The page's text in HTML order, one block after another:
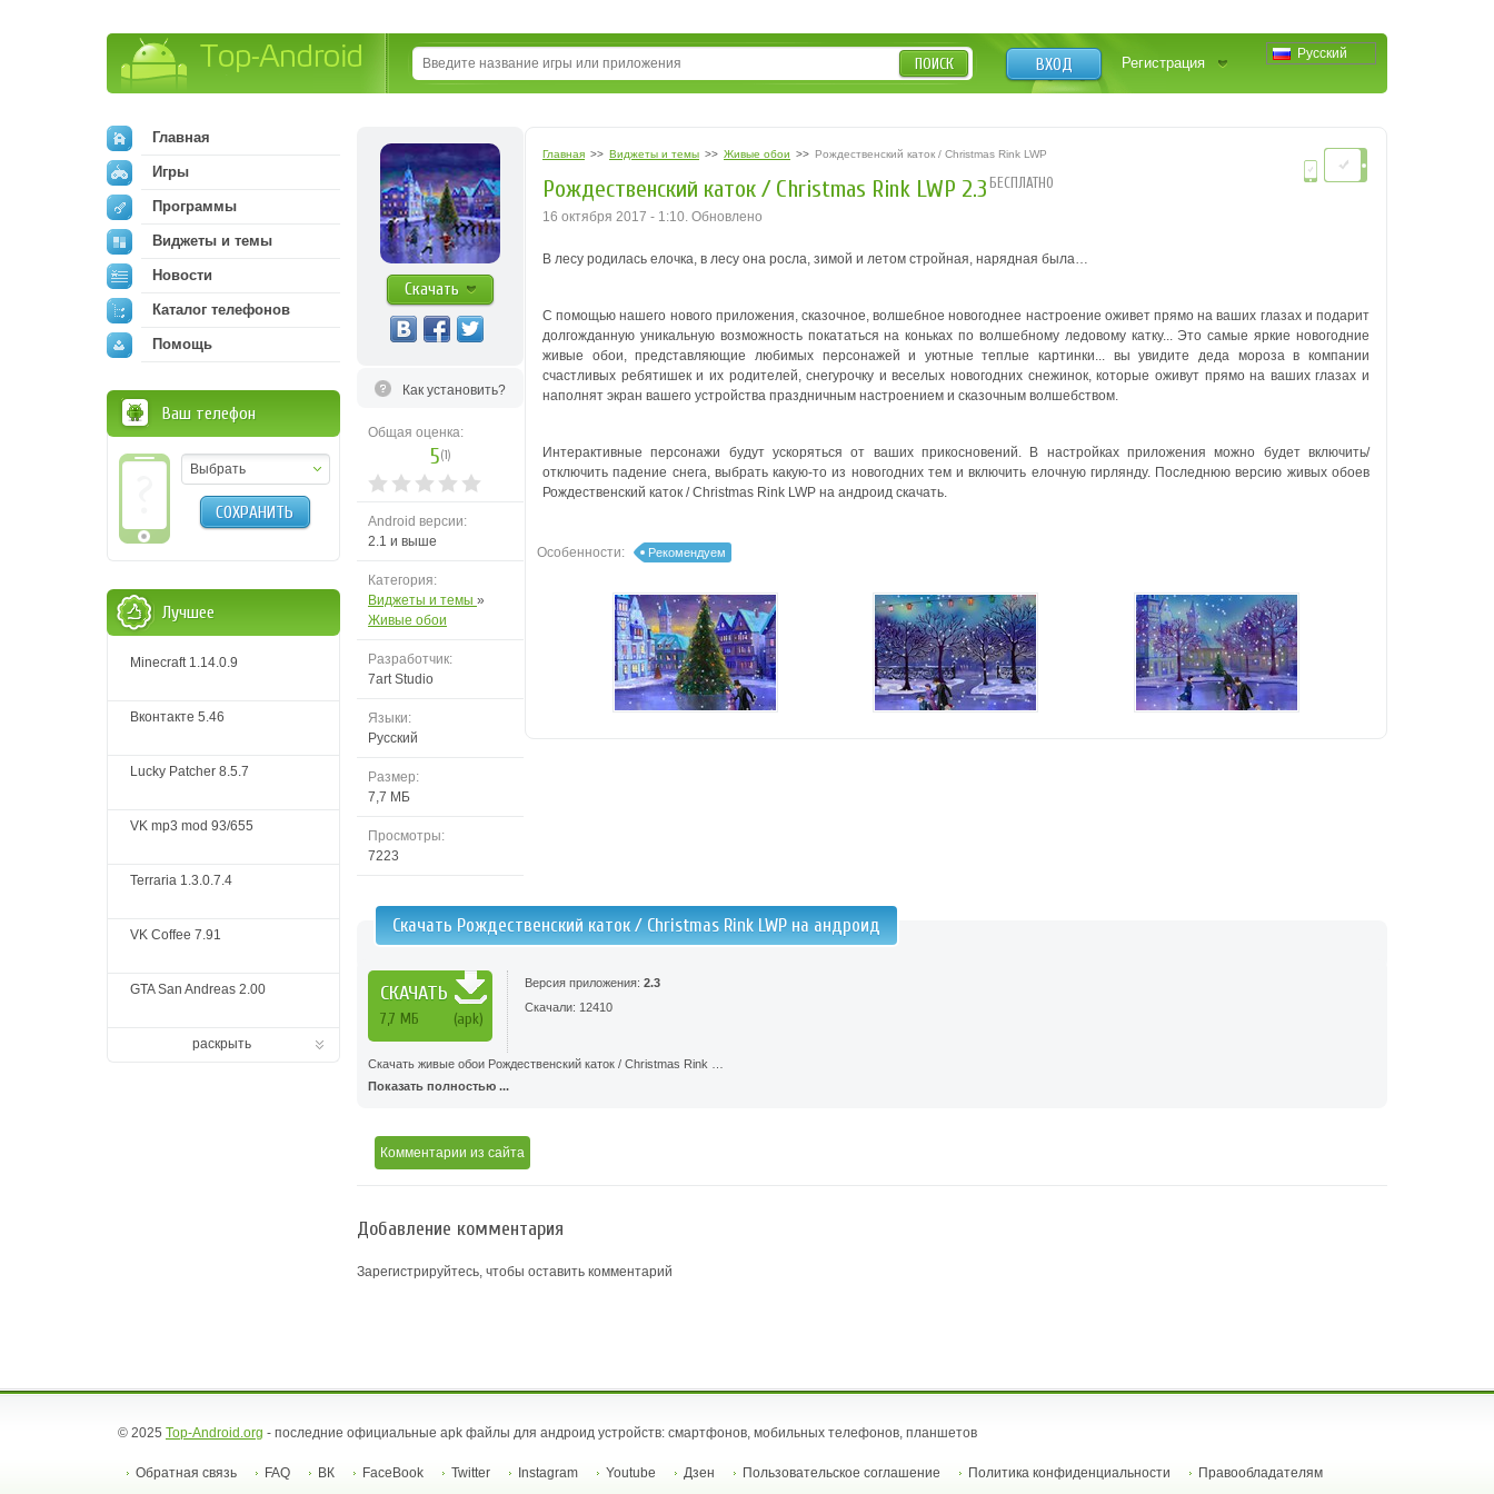
Русский
ВХОД Регистрация
ПОИСК
Скачать
Как установить?
Общая оценка:
5(1)
Android версии:
2.1 и выше
Категория:
Виджеты и темы »
Живые обои
Разработчик:
7art Studio
Языки:
Русский
Размер:
7,7 MБ
Просмотры:
7223
Главная >> Виджеты и темы >> Живые обои >> Рождественский каток / Christmas Rink LWP
Рождественский каток / Christmas Rink LWP 2.3 БЕСПЛАТНО
16 октября 2017 - 1:10. Обновлено
В лесу родилась елочка, в лесу она росла, зимой и летом стройная, нарядная была…
С помощью нашего нового приложения, сказочное, волшебное новогоднее настроение оживет прямо на ваших глазах и подарит
долгожданную уникальную возможность покататься на коньках по волшебному ледовому катку... Это самые яркие новогодние
живые обои, представляющие любимых персонажей и уютные теплые картинки... вы увидите деда мороза в компании
счастливых ребятишек и их родителей, снегурочку и веселых новогодних снежинок, которые оживут прямо на ваших глазах и
наполнят экран вашего устройства праздничным настроением и сказочным волшебством.
Интерактивные персонажи будут ускоряться от ваших прикосновений. В настройках приложения можно будет включить/
отключить падение снега, выбрать какую-то из новогодних тем и включить елочную гирлянду. Последнюю версию живых обоев
Рождественский каток / Christmas Rink LWP на андроид скачать.
Особенности: Рекомендуем
Скачать Рождественский каток / Christmas Rink LWP на андроид
СКАЧАТЬ
7,7 MБ (apk)
Версия приложения: 2.3
Скачали: 12410
Скачать живые обои Рождественский каток / Christmas Rink …
Показать полностью ...
Комментарии из сайта
Добавление комментария
Зарегистрируйтесь, чтобы оставить комментарий
Главная
Игры
Программы
Виджеты и темы
Новости
Каталог телефонов
Помощь
Ваш телефон
Выбрать
СОХРАНИТЬ
Лучшее
Minecraft 1.14.0.9
Вконтакте 5.46
Lucky Patcher 8.5.7
VK mp3 mod 93/655
Terraria 1.3.0.7.4
VK Coffee 7.91
GTA San Andreas 2.00
раскрыть
© 2025 Top-Android.org - последние официальные apk файлы для андроид устройств: смартфонов, мобильных телефонов, планшетов
Обратная связь FAQ ВК FaceBook Twitter Instagram Youtube Дзен Пользовательское соглашение Политика конфиденциальности Правообладателям